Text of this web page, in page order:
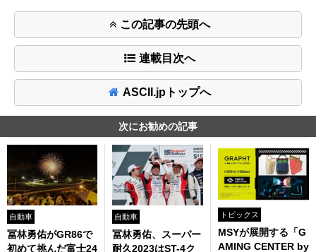
この記事の先頭へ
連載目次へ
ASCII.jpトップへ
次にお勧めの記事
自動車
冨林勇佑がGR86で
初めて挑んだ富士24
自動車
冨林勇佑、スーパー
耐久2023はST-4ク
トピックス
MSYが展開する「G
AMING CENTER by